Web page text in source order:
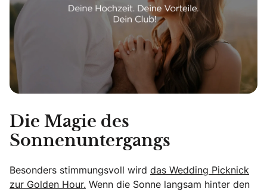
Die Magie des
Sonnenuntergangs
Besonders stimmungsvoll wird das Wedding Picknick
zur Golden Hour. Wenn die Sonne langsam hinter den